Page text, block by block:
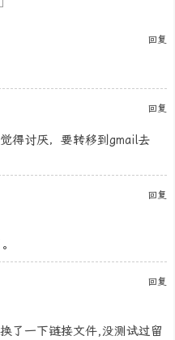
回复
回复
得讨厌，要转移到gmail去
回复
回复
了一下链接文件,没测试过留